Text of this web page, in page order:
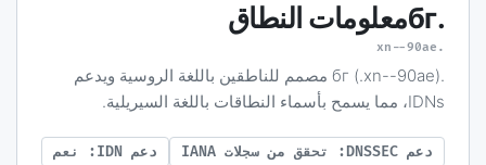
.бг معلومات النطاق
.xn--90ae
.бг (.xn--90ae) مصمم للناطقين باللغة الروسية ويدعم
IDNs، مما يسمح بأسماء النطاقات باللغة السيريلية.
دعم DNSSEC: تحقق من سجلات IANA
دعم IDN: نعم